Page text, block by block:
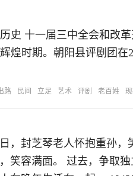
史 十一届三中全会和改
煌时期。朝阳县评剧团在
路 民间 立足 艺术 评剧 老百姓
，封芝琴老人怀抱重孙，
笑容满面。 过去，争取独